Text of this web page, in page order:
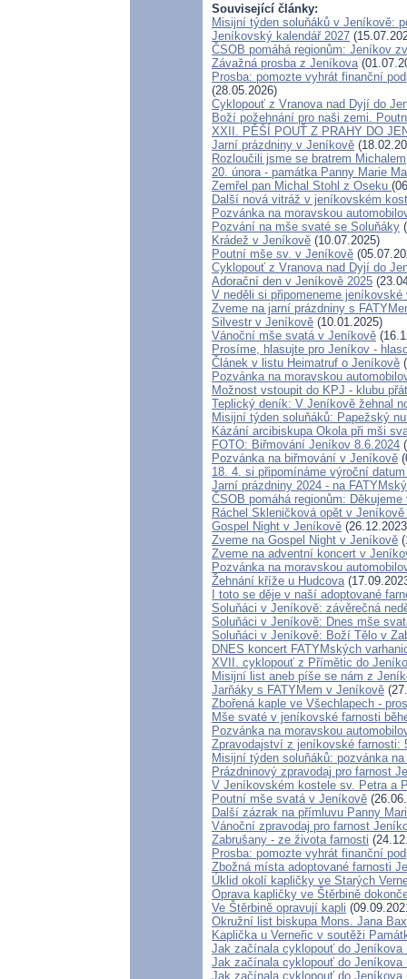
Související články:
Misijní týden soluňáků v Jeníkově:
Jeníkovský kalendář 2027
ČSOB pomáhá regionům: Jeníkov
Závažná prosba z Jeníkova
Prosba: pomozte vyhrát finanční
(28.05.2026)
Cyklopouť z Vranova nad Dyjí do
Boží požehnání pro naši zemi.
XXII. PĚŠÍ POUŤ Z PRAHY DO
Jarní prázdniny v Jeníkově
Rozloučili jsme se bratrem Michalem
20. února - památka Panny Marie
Zemřel pan Michal Stohl z Oseku
Další nová vitráž v jeníkovském
Pozvánka na moravskou
Pozvání na mše svaté se Soluňáky
Krádež v Jeníkově (10.07.2025)
Poutní mše sv. v Jeníkově
Cyklopouť z Vranova nad Dyjí do
Adorační den v Jeníkově 2025
V neděli si připomeneme jeníkovské
Zveme na jarní prázdniny s
Silvestr v Jeníkově (10.01.2025)
Vánoční mše svatá v Jeníkově
Prosíme, hlasujte pro Jeníkov -
Článek v listu Heimatruf o Jeníkově
Pozvánka na moravskou
Možnost vstoupit do KPJ - klubu
Teplický deník: V Jeníkově žehnal
Misijní týden soluňáků: Papežský
Kázání arcibiskupa Okola při mši
FOTO: Biřmování Jeníkov 8.6.2024
Pozvánka na biřmování v Jeníkově
18. 4. si připomínáme výroční
Jarní prázdniny 2024 - na
ČSOB pomáhá regionům: Děkujeme
Ráchel Skleničková opět v
Gospel Night v Jeníkově
Zveme na Gospel Night v Jeníkově
Zveme na adventní koncert v
Pozvánka na moravskou
Žehnání kříže u Hudcova
I toto se děje v naší adoptované
Soluňáci v Jeníkově: závěrečná
Soluňáci v Jeníkově: Dnes mše
Soluňáci v Jeníkově: Boží Tělo v
DNES koncert FATYMských
XVII. cyklopouť z Přímětic do
Misijní list aneb píše se nám z
Jarňáky s FATYMem v Jeníkově
Zbořená kaple ve Všechlapech -
Mše svaté v jeníkovské farnosti
Pozvánka na moravskou
Zpravodajství z jeníkovské farnosti:
Misijní týden soluňáků: pozvánka
Prázdninový zpravodaj pro farnost
V Jeníkovském kostele sv. Petra a
Poutní mše svatá v Jeníkově
Další zázrak na přímluvu Panny
Vánoční zpravodaj pro farnost
Zabrušany - ze života farnosti
Prosba: pomozte vyhrát finanční
Zbožná místa adoptované farnosti
Úklid okolí kapličky ve Starých
Oprava kapličky ve Štěrbině
Ve Štěrbině opravují kapli
Okružní list biskupa Mons. Jana
Kaplička u Verneřic v soutěži
Jak začínala cyklopouť do Jeníkova
Jak začínala cyklopouť do Jeníkova
Jak začínala cyklopouť do Jeníkova